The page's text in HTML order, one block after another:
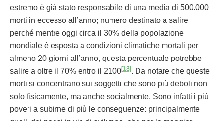
estremo è già stato responsabile di una media di 500.000
morti in eccesso all’anno; numero destinato a salire
perché mentre oggi circa il 30% della popolazione
mondiale è esposta a condizioni climatiche mortali per
almeno 20 giorni all’anno, questa percentuale potrebbe
salire a oltre il 70% entro il 2100[13] . Da notare che queste
morti si concentrano sui soggetti che sono più deboli non
solo fisicamente, ma anche socialmente. Sono infatti i più
poveri a subirne di più le conseguenze: principalmente